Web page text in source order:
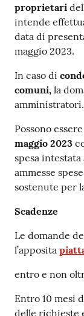
proprietari
intende
data di
maggio 2023.
In caso di
comuni, la
amministratori.
Possono
maggio 2023
spesa
ammesse
sostenute per
Scadenze
Le domande
l’apposita
entro e non
Entro 10 mesi
delle richieste